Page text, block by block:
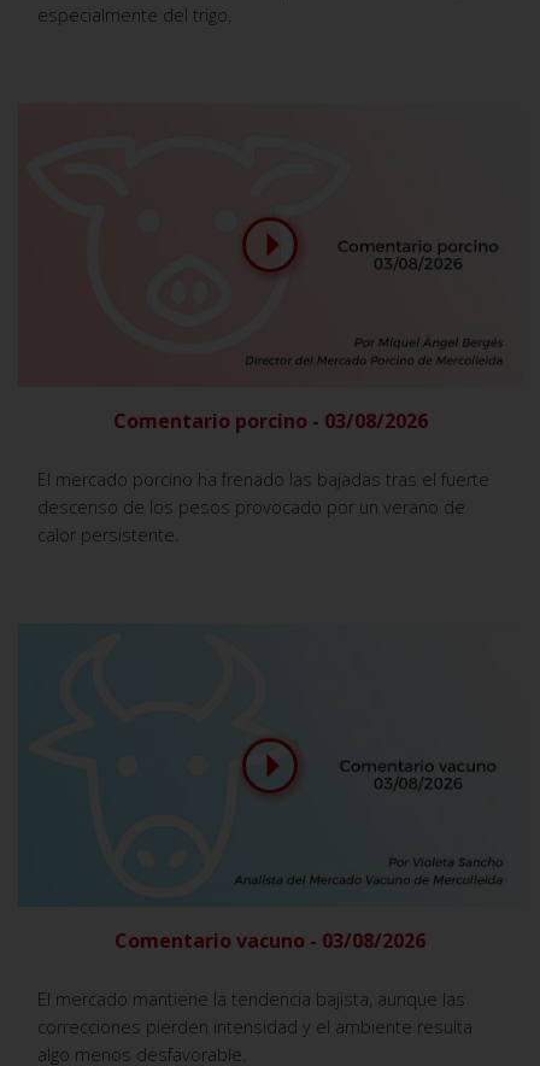
especialmente del trigo.
Comentario porcino - 03/08/2026
El mercado porcino ha frenado las bajadas tras el fuerte
descenso de los pesos provocado por un verano de
calor persistente.
Comentario vacuno - 03/08/2026
El mercado mantiene la tendencia bajista, aunque las
correcciones pierden intensidad y el ambiente resulta
algo menos desfavorable.